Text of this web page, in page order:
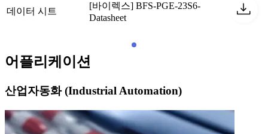
데이터 시트
[바이렉스] BFS-PGE-23S6-
Datasheet
어플리케이션
산업자동화 (Industrial Automation)